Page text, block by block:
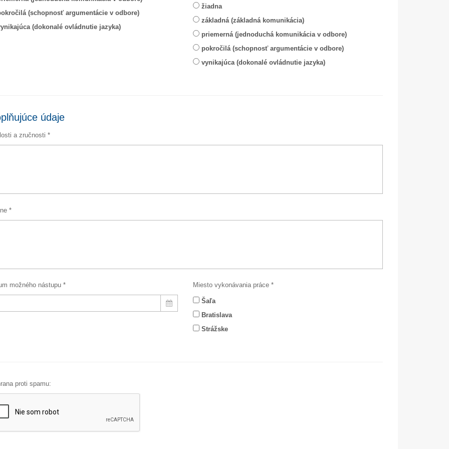
(schopnosť argumentácie v odbore)
(dokonalé ovládnutie jazyka)
žiadna
základná (základná komunikácia)
priemerná (jednoduchá komunikácia v odbore)
pokročilá (schopnosť argumentácie v odbore)
vynikajúca (dokonalé ovládnutie jazyka)
údaje
a zručnosti *
*
možného nástupu * Miesto vykonávania práce *
Šaľa
Bratislava
Strážske
proti spamu: